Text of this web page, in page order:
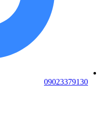
09023379130